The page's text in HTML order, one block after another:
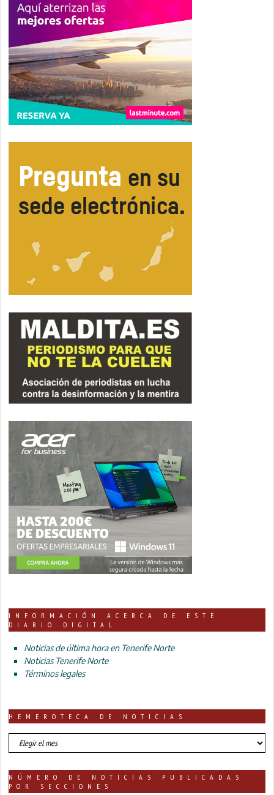
INFORMACIÓN ACERCA DE ESTE
DIARIO DIGITAL
Noticias de última hora en Tenerife Norte
Noticias Tenerife Norte
Términos legales
HEMEROTECA DE NOTICIAS
HEMEROTECA
DE
NÚMERO DE NOTICIAS PUBLICADAS
POR SECCIONES